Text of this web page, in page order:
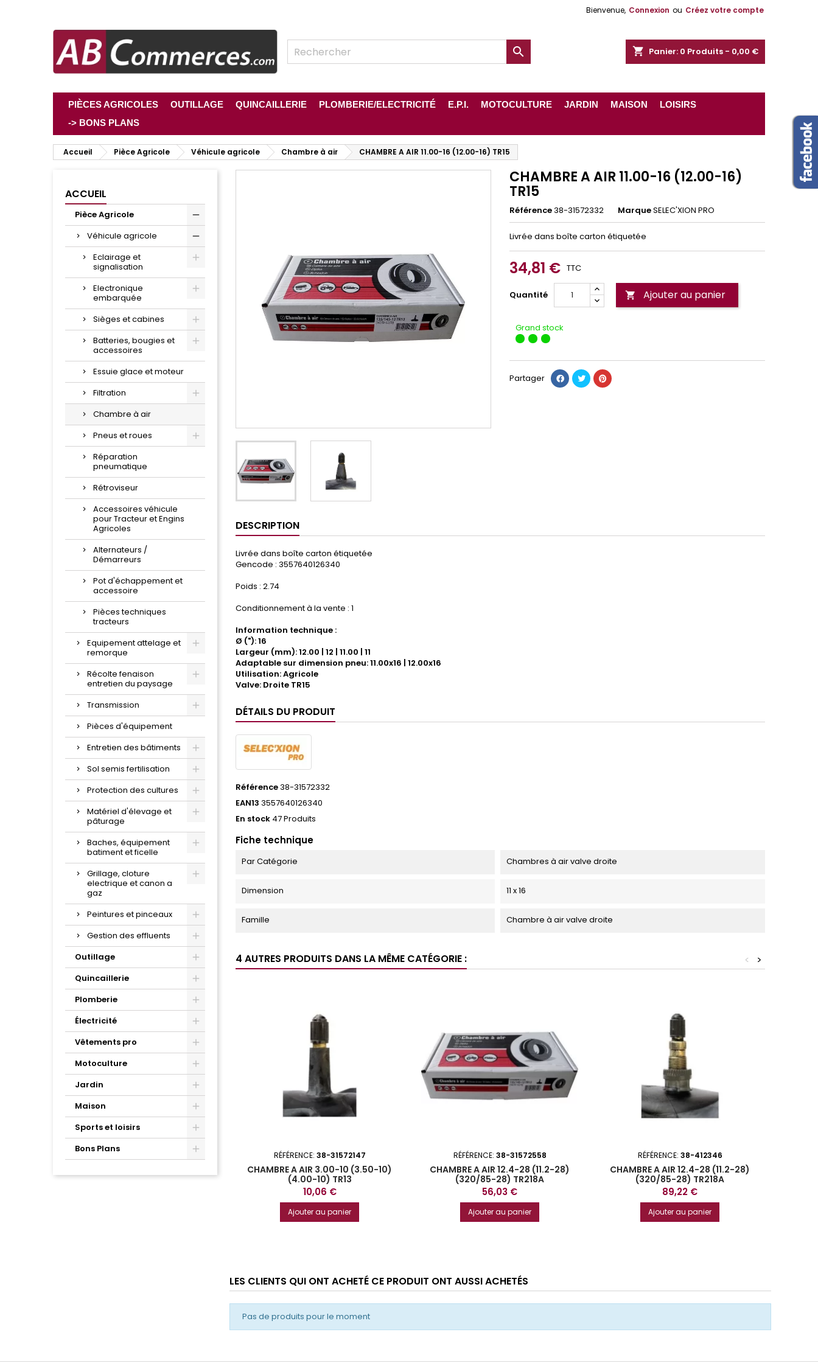
Bienvenue, Connexion ou Créez votre compte
shopping_cart Panier: 0 Produits - 0,00 €

PIÈCES AGRICOLES OUTILLAGE QUINCAILLERIE PLOMBERIE/ELECTRICITÉ E.P.I. MOTOCULTURE JARDIN MAISON
LOISIRS
-> BONS PLANS
Accueil Pièce Agricole Véhicule agricole Chambre à air CHAMBRE A AIR 11.00-16 (12.00-16) TR15
ACCUEIL
Pièce Agricole
Véhicule agricole
Eclairage et
signalisation
Electronique
embarquée
Sièges et cabines
Batteries, bougies et
accessoires
Essuie glace et moteur
Filtration
Chambre à air
Pneus et roues
Réparation
pneumatique
Rétroviseur
Accessoires véhicule
pour Tracteur et Engins
Agricoles
Alternateurs /
Démarreurs
Pot d'échappement et
accessoire
Pièces techniques
tracteurs
Equipement attelage et
remorque
Récolte fenaison
entretien du paysage
Transmission
Pièces d'équipement
Entretien des bâtiments
Sol semis fertilisation
Protection des cultures
Matériel d'élevage et
pâturage
Baches, équipement
batiment et ficelle
Grillage, cloture
electrique et canon a
gaz
Peintures et pinceaux
Gestion des effluents
Outillage
Quincaillerie
Plomberie
Électricité
Vêtements pro
Motoculture
Jardin
Maison
Sports et loisirs
Bons Plans
CHAMBRE A AIR 11.00-16 (12.00-16)
TR15
Référence38-31572332 MarqueSELEC'XION PRO
Livrée dans boîte carton étiquetée
34,81 € TTC
Quantité  Ajouter au panier
Grand stock
Partager
DESCRIPTION
Livrée dans boîte carton étiquetée
Gencode : 3557640126340
Poids : 2.74
Conditionnement à la vente : 1
Information technique :
Ø ("): 16
Largeur (mm): 12.00 | 12 | 11.00 | 11
Adaptable sur dimension pneu: 11.00x16 | 12.00x16
Utilisation: Agricole
Valve: Droite TR15
DÉTAILS DU PRODUIT
Référence38-31572332
EAN13 3557640126340
En stock 47 Produits
Fiche technique
Par Catégorie Chambres à air valve droite
Dimension 11 x 16
Famille Chambre à air valve droite
4 AUTRES PRODUITS DANS LA MÊME CATÉGORIE : >
<
RÉFÉRENCE: 38-31572147
CHAMBRE A AIR 3.00-10 (3.50-10)
(4.00-10) TR13
Prix
10,06 €
Ajouter au panier
RÉFÉRENCE: 38-31572558
CHAMBRE A AIR 12.4-28 (11.2-28)
(320/85-28) TR218A
Prix
56,03 €
Ajouter au panier
RÉFÉRENCE: 38-412346
CHAMBRE A AIR 12.4-28 (11.2-28)
(320/85-28) TR218A
Prix
89,22 €
Ajouter au panier
LES CLIENTS QUI ONT ACHETÉ CE PRODUIT ONT AUSSI ACHETÉS
Pas de produits pour le moment